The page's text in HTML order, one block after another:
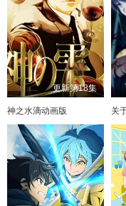
更新第18集
神之水滴动画版